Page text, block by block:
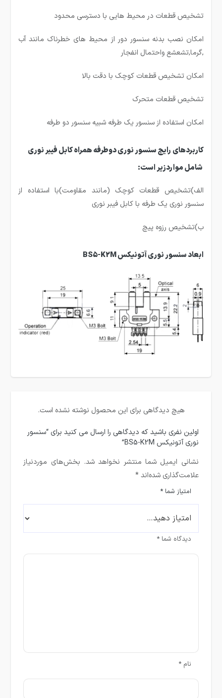
تشخیص قطعات در محیط هایی با دسترسی محدود
امکان نصب بدنه سنسور دور از محیط های خطرناک مانند آب
,گرما,تشعشع واحتمال انفجار
امکان تشخیص قطعات کوچک با دقت بالا
تشخیص قطعات متحرک
امکان استفاده از سنسور یک طرفه شبیه سنسور دو طرفه
کاربردهای رایج سنسور نوری دوطرفه همراه کابل فیبر نوری
شامل مواردزیر است:
الف)تشخیص قطعات کوچک (مانند مقاومت)با استفاده از
سنسور نوری یک طرفه با کابل فیبر نوری
ب)تشخیص رزوه پیچ
ابعاد سنسور نوری آتونیکس BS5-K2M
هیچ دیدگاهی برای این محصول نوشته نشده است.
اولین نفری باشید که دیدگاهی را ارسال می کنید برای “سنسور
نوری آتونیکس BS5-K2M”
نشانی ایمیل شما منتشر نخواهد شد. بخش‌های موردنیاز
علامت‌گذاری شده‌اند*
امتیاز شما*
دیدگاه شما*
نام*